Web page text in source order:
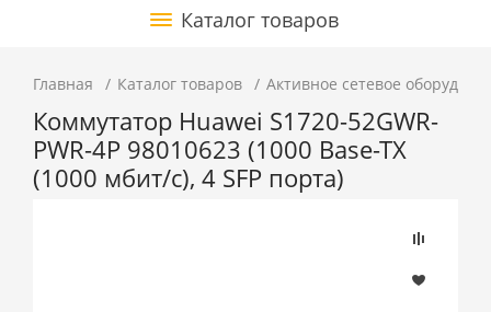
Каталог товаров
Главная Каталог товаров Активное сетевое
Коммутатор Huawei S1720-52GWR-
PWR-4P 98010623 (1000 Base-TX
(1000 мбит/с), 4 SFP порта)